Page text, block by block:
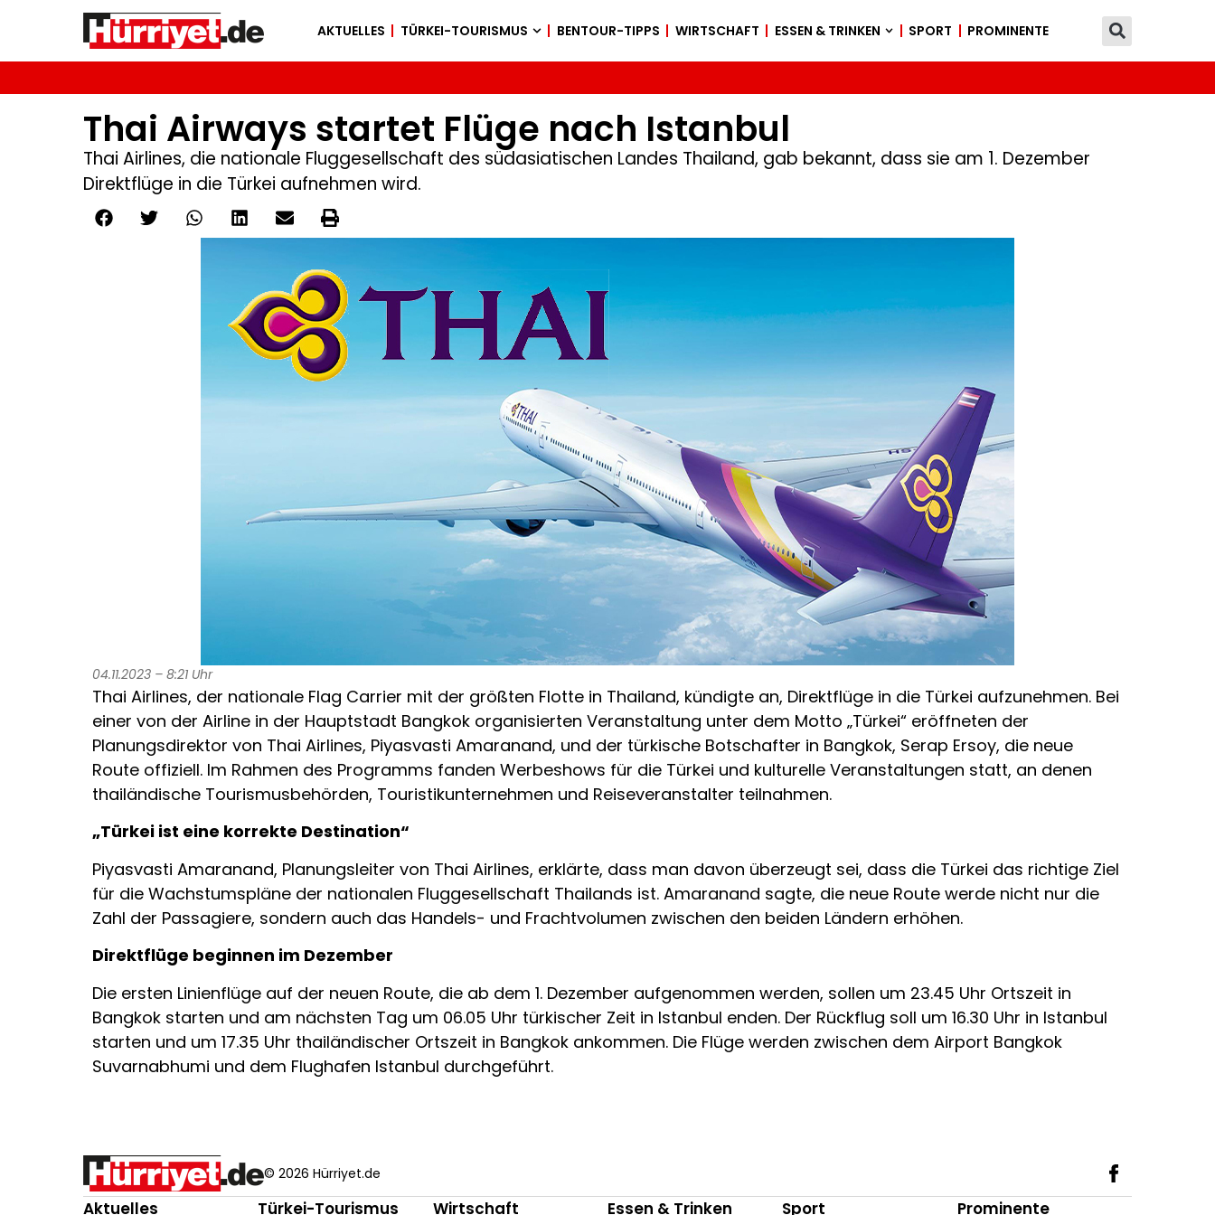
AKTUELLES TÜRKEI-TOURISMUS BENTOUR-TIPPS WIRTSCHAFT ESSEN & TRINKEN SPORT PROMINENTE
Thai Airways startet Flüge nach Istanbul
Thai Airlines, die nationale Fluggesellschaft des südasiatischen Landes Thailand, gab bekannt, dass sie am 1. Dezember
Direktflüge in die Türkei aufnehmen wird.
04.11.2023 – 8:21 Uhr
Thai Airlines, der nationale Flag Carrier mit der größten Flotte in Thailand, kündigte an, Direktflüge in die Türkei aufzunehmen. Bei
einer von der Airline in der Hauptstadt Bangkok organisierten Veranstaltung unter dem Motto „Türkei“ eröffneten der
Planungsdirektor von Thai Airlines, Piyasvasti Amaranand, und der türkische Botschafter in Bangkok, Serap Ersoy, die neue
Route offiziell. Im Rahmen des Programms fanden Werbeshows für die Türkei und kulturelle Veranstaltungen statt, an denen
thailändische Tourismusbehörden, Touristikunternehmen und Reiseveranstalter teilnahmen.
„Türkei ist eine korrekte Destination“
Piyasvasti Amaranand, Planungsleiter von Thai Airlines, erklärte, dass man davon überzeugt sei, dass die Türkei das richtige Ziel
für die Wachstumspläne der nationalen Fluggesellschaft Thailands ist. Amaranand sagte, die neue Route werde nicht nur die
Zahl der Passagiere, sondern auch das Handels- und Frachtvolumen zwischen den beiden Ländern erhöhen.
Direktflüge beginnen im Dezember
Die ersten Linienflüge auf der neuen Route, die ab dem 1. Dezember aufgenommen werden, sollen um 23.45 Uhr Ortszeit in
Bangkok starten und am nächsten Tag um 06.05 Uhr türkischer Zeit in Istanbul enden. Der Rückflug soll um 16.30 Uhr in Istanbul
starten und um 17.35 Uhr thailändischer Ortszeit in Bangkok ankommen. Die Flüge werden zwischen dem Airport Bangkok
Suvarnabhumi und dem Flughafen Istanbul durchgeführt.
© 2026 Hürriyet.de
Aktuelles Türkei-Tourismus Wirtschaft Essen & Trinken Sport Prominente